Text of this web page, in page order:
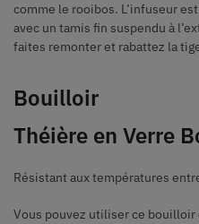
comme le rooibos. L’infuseur
avec un tamis fin suspendu à
faites remonter et rabattez la
Bouilloir
Théière en Verre
Résistant aux températures
Vous pouvez utiliser ce bouilloir